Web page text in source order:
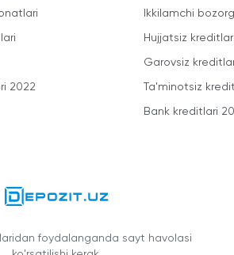
2022
Ikkilamchi
Hujjatsiz kreditlar
Garovsiz
Ta'minotsiz
Bank kreditlari
foydalanganda sayt havolasi